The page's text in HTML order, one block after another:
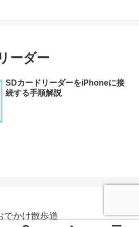
ーダー
SDカードリーダーをiPhoneに接
続する手順解説
でかけ散歩道